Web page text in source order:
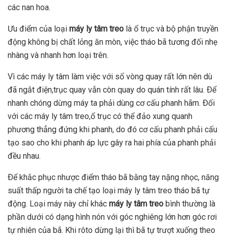
các nan hoa.
Ưu điểm của loại máy ly tâm treo là ổ trục và bộ phận truyền
động không bị chất lỏng ăn mòn, việc tháo bã tương đối nhẹ
nhàng và nhanh hơn loại trên.
Vì các máy ly tâm làm việc với số vòng quay rất lớn nên dù
đã ngắt điện,trục quay vẫn còn quay do quán tính rất lâu. Ðể
nhanh chóng dừng máy ta phải dùng cơ cấu phanh hãm. Ðối
với các máy ly tâm treo,ổ trục có thể đảo xung quanh
phương thẳng đứng khi phanh, do đó cơ cấu phanh phải cấu
tạo sao cho khi phanh áp lực gây ra hai phía của phanh phải
đều nhau.
Ðể khắc phục nhược điểm tháo bã bằng tay nặng nhọc, năng
suất thấp người ta chế tạo loại máy ly tâm treo tháo bã tự
động. Loại máy này chỉ khác máy ly tâm treo bình thường là
phần dưới có dạng hình nón với góc nghiêng lớn hơn góc rơi
tự nhiên của bã. Khi rôto dừng lại thì bã tự trượt xuống theo